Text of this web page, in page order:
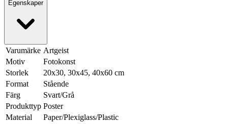
Egenskaper
Varumärke Artgeist
Motiv
Fotokonst
Storlek
20x30, 30x45, 40x60 cm
Format
Stående
Färg
Svart/Grå
Produkttyp Poster
Material
Paper/Plexiglass/Plastic